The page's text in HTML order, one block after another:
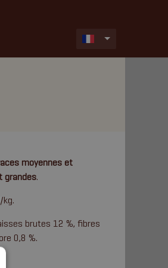
moyennes et
grandes.
brutes 12 %, fibres
0,8 %.